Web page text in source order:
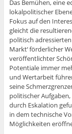
Das Bemühen, eine
lokalpolitischer
Fokus auf den
gleicht die
politisch
Markt‘ förderlicher
veröffentlichter
Potentiale immer
und Wertarbeit
seine
politischer
durch Eskalation
in dem technische
Möglichkeiten